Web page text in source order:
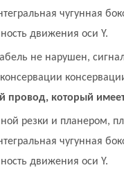
чугунная
движения оси Y.
не нарушен,
провод, который
резки и планером,
чугунная
движения оси Y.